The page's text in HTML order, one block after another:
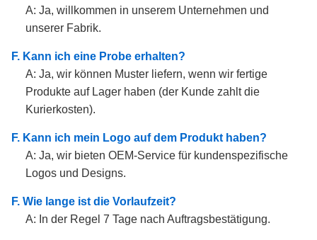
A: Ja, willkommen in unserem Unternehmen und
unserer Fabrik.
F. Kann ich eine Probe erhalten?
A: Ja, wir können Muster liefern, wenn wir fertige
Produkte auf Lager haben (der Kunde zahlt die
Kurierkosten).
F. Kann ich mein Logo auf dem Produkt haben?
A: Ja, wir bieten OEM-Service für kundenspezifische
Logos und Designs.
F. Wie lange ist die Vorlaufzeit?
A: In der Regel 7 Tage nach Auftragsbestätigung.